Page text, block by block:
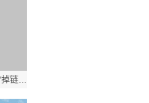
金赛药业总经理道歉：“掉链子了！今后对标强生”